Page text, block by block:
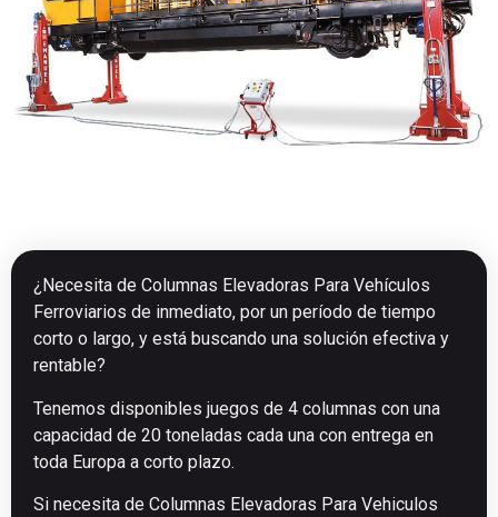
¿Necesita de Columnas Elevadoras Para Vehículos
Ferroviarios de inmediato, por un período de tiempo
corto o largo, y está buscando una solución efectiva y
rentable?
Tenemos disponibles juegos de 4 columnas con una
capacidad de 20 toneladas cada una con entrega en
toda Europa a corto plazo.
Si necesita de Columnas Elevadoras Para Vehiculos